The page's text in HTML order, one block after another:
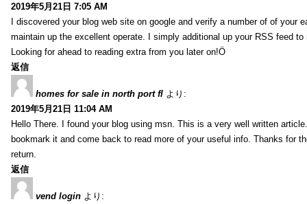
2019年5月21日 7:05 AM
I discovered your blog web site on google and verify a number of of your
maintain up the excellent operate. I simply additional up your RSS feed to
Looking for ahead to reading extra from you later on!Ö
返信
homes for sale in north port fl より:
2019年5月21日 11:04 AM
Hello There. I found your blog using msn. This is a very well written
bookmark it and come back to read more of your useful info. Thanks for
return.
返信
vend login より: